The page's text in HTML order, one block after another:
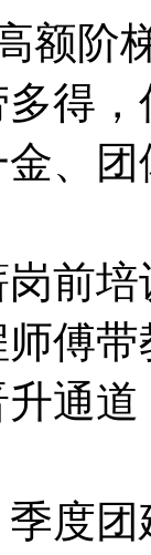
额阶
得
、
前
傅带
升通
度